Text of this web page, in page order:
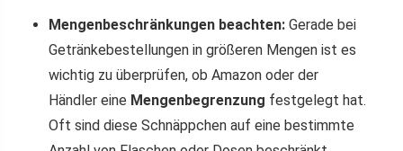
Mengenbeschränkungen beachten: Gerade bei
Getränkebestellungen in größeren Mengen ist es
wichtig zu überprüfen, ob Amazon oder der
Händler eine Mengenbegrenzung festgelegt hat.
Oft sind diese Schnäppchen auf eine bestimmte